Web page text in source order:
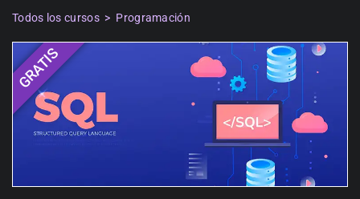
Todos los cursos> Programación
GRATIS